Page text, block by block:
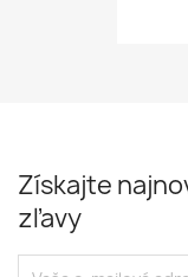
Získajte
zľavy